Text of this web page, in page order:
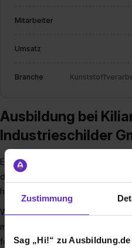
Zustimmung
Sag „Hi!“ zu
Mitarbeiter
Umsatz
Branche
Ausbildung bei
Industrieschilder
Ein Schild mit Fluchtwegen, eins
diese Schilder, die an Maschinen
hast sie bestimmt schon mal
Wir, die KILIAN Industrieschilder
mittelständisches,
fertigen und vertreiben